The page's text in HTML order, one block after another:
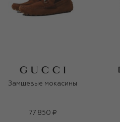
Замшевые мокасины
77 850 ₽